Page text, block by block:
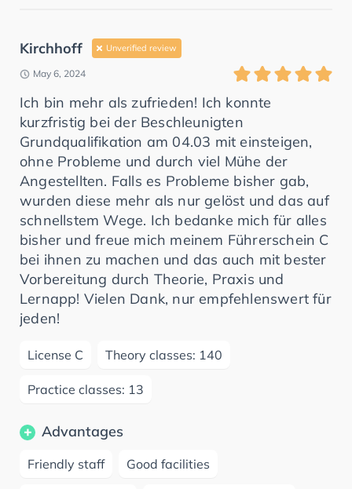
Kirchhoff Unverified review
May 6, 2024
Ich bin mehr als zufrieden! Ich konnte
kurzfristig bei der Beschleunigten
Grundqualifikation am 04.03 mit einsteigen,
ohne Probleme und durch viel Mühe der
Angestellten. Falls es Probleme bisher gab,
wurden diese mehr als nur gelöst und das auf
schnellstem Wege. Ich bedanke mich für alles
bisher und freue mich meinem Führerschein C
bei ihnen zu machen und das auch mit bester
Vorbereitung durch Theorie, Praxis und
Lernapp! Vielen Dank, nur empfehlenswert für
jeden!
License C Theory classes: 140
Practice classes: 13
Advantages
Friendly staff Good facilities